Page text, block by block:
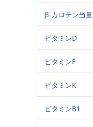
β-カロテン当量
ビタミンD
ビタミンE
ビタミンK
ビタミンB1